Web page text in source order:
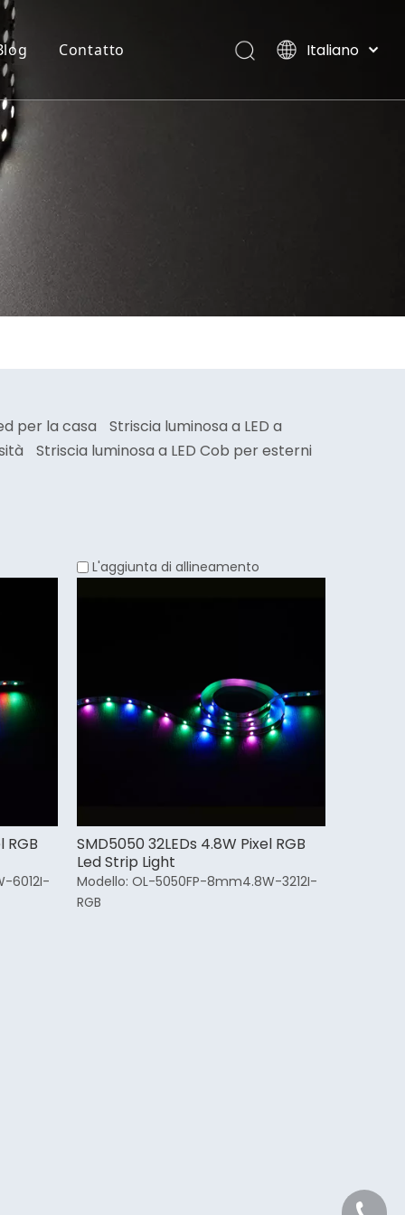
Contatto
Italiano
العربية
per la casa
Striscia luminosa a LED a
Striscia luminosa a LED Cob per esterni
RGB
6012I-
L'aggiunta di allineamento
SMD5050 32LEDs 4.8W Pixel RGB
Led Strip Light
Modello: OL-5050FP-8mm4.8W-3212I-
RGB